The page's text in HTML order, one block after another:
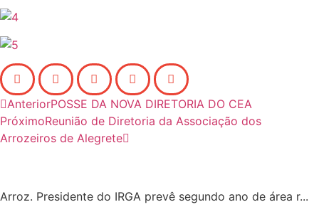
AnteriorPOSSE DA NOVA DIRETORIA DO CEA
PróximoReunião de Diretoria da Associação dos
Arrozeiros de Alegrete
Arroz. Presidente do IRGA prevê segundo ano de área r...